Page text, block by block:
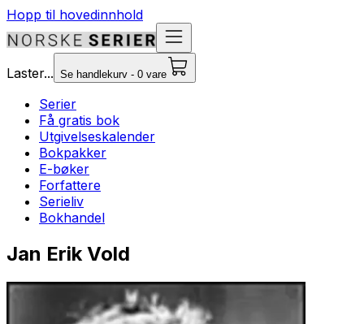
Hopp til hovedinnhold
Laster... Se handlekurv - 0 vare
Serier
Få gratis bok
Utgivelseskalender
Bokpakker
E-bøker
Forfattere
Serieliv
Bokhandel
Jan Erik Vold